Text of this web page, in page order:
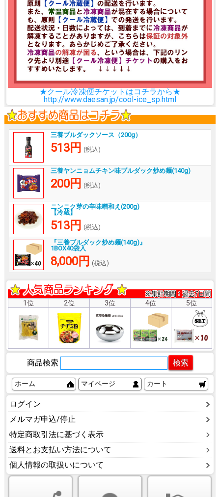
★クール冷凍便チケットはコチラから★
http://www.daesan.jp/cool-ice_sp.html
三養ブルダックソース（200g）
513円 (税込)
三養ヤンニョムチキン味ブルダック炒め麺(140g)
200円 (税込)
ニンニク芽の辛味噌和え(200g)
【冷蔵】
513円 (税込)
『三養ブルダック炒め麺(140g)』
1BOX40袋入
8,000円 (税込)
1位 2位 3位 4位 5位
商品検索
ホーム マイページ カート
ログイン
メルマガ申込/停止
特定商取引法に基づく表示
送料とお支払い方法について
個人情報の取扱いについて